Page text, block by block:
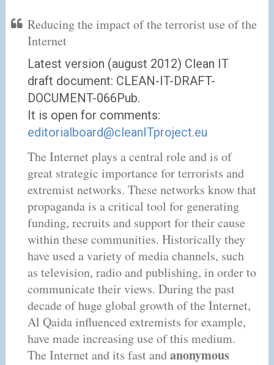
Reducing the impact of the terrorist use of the
Internet
Latest version (august 2012) Clean IT
draft document: CLEAN-IT-DRAFT-
DOCUMENT-066Pub.
It is open for comments:
editorialboard@cleanITproject.eu
The Internet plays a central role and is of
great strategic importance for terrorists and
extremist networks. These networks know that
propaganda is a critical tool for generating
funding, recruits and support for their cause
within these communities. Historically they
have used a variety of media channels, such
as television, radio and publishing, in order to
communicate their views. During the past
decade of huge global growth of the Internet,
Al Qaida influenced extremists for example,
have made increasing use of this medium.
The Internet and its fast andanonymous